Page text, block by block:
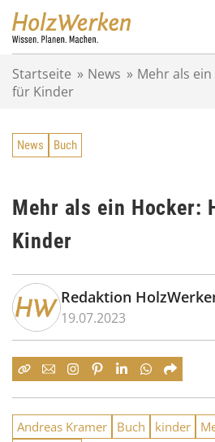
Startseite » News » Mehr als
für Kinder
News Buch
Mehr als ein Hocker:
Kinder
Redaktion
19.07.2023
Andreas Kramer Buch kinder